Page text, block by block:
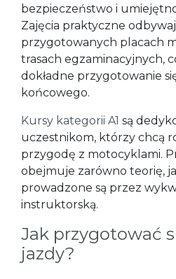
bezpieczeństwo i
Zajęcia praktyczne
przygotowanych placach
trasach egzaminacyjnych,
dokładne przygotowanie
końcowego.
Kursy kategorii A1 są
uczestnikom, którzy chcą
przygodę z motocyklami.
obejmuje zarówno teorię,
prowadzone są przez
instruktorską.
Jak przygotować
jazdy?